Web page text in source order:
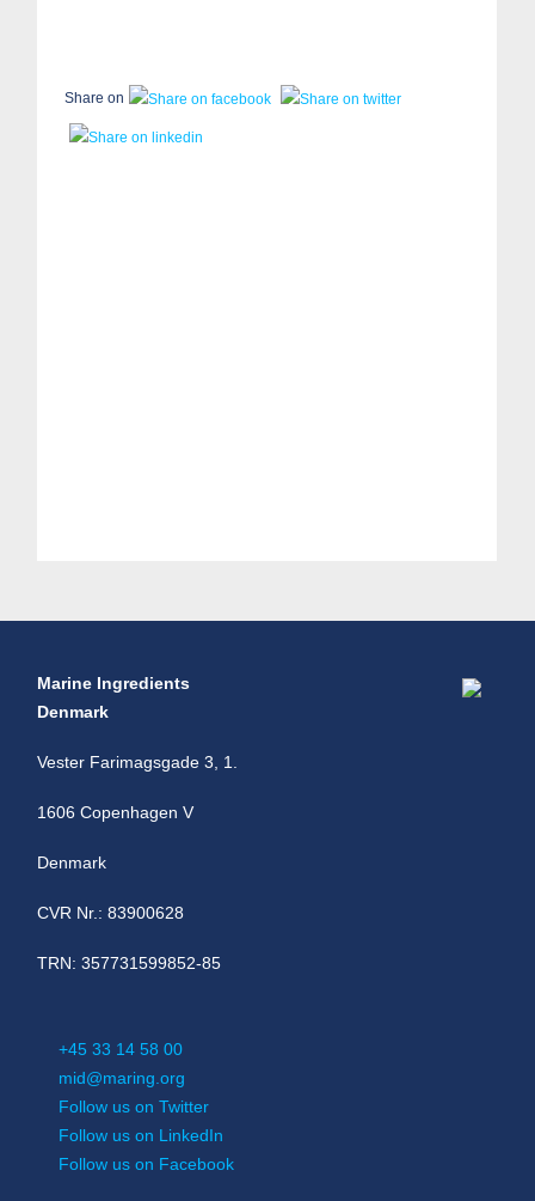
Share on
Marine Ingredients
Denmark
Vester Farimagsgade 3, 1.
1606 Copenhagen V
Denmark
CVR Nr.: 83900628
TRN: 357731599852-85
+45 33 14 58 00
mid@maring.org
Follow us on Twitter
Follow us on LinkedIn
Follow us on Facebook